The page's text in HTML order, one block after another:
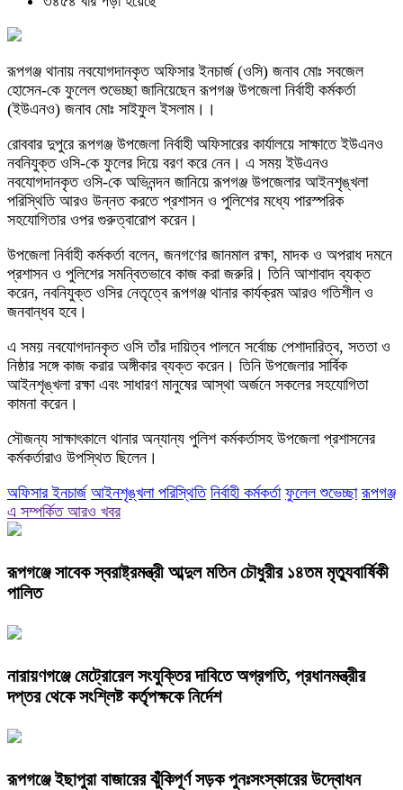
রূপগঞ্জ থানায় নবযোগদানকৃত অফিসার ইনচার্জ (ওসি) জনাব মোঃ সবজেল
হোসেন-কে ফুলেল শুভেচ্ছা জানিয়েছেন রূপগঞ্জ উপজেলা নির্বাহী কর্মকর্তা
(ইউএনও) জনাব মোঃ সাইফুল ইসলাম।।
রোববার দুপুরে রূপগঞ্জ উপজেলা নির্বাহী অফিসারের কার্যালয়ে সাক্ষাতে ইউএনও
নবনিযুক্ত ওসি-কে ফুলের দিয়ে বরণ করে নেন। এ সময় ইউএনও
নবযোগদানকৃত ওসি-কে অভিনন্দন জানিয়ে রূপগঞ্জ উপজেলার আইনশৃঙ্খলা
পরিস্থিতি আরও উন্নত করতে প্রশাসন ও পুলিশের মধ্যে পারস্পরিক
সহযোগিতার ওপর গুরুত্বারোপ করেন।
উপজেলা নির্বাহী কর্মকর্তা বলেন, জনগণের জানমাল রক্ষা, মাদক ও অপরাধ দমনে
প্রশাসন ও পুলিশের সমন্বিতভাবে কাজ করা জরুরি। তিনি আশাবাদ ব্যক্ত
করেন, নবনিযুক্ত ওসির নেতৃত্বে রূপগঞ্জ থানার কার্যক্রম আরও গতিশীল ও
জনবান্ধব হবে।
এ সময় নবযোগদানকৃত ওসি তাঁর দায়িত্ব পালনে সর্বোচ্চ পেশাদারিত্ব, সততা ও
নিষ্ঠার সঙ্গে কাজ করার অঙ্গীকার ব্যক্ত করেন। তিনি উপজেলার সার্বিক
আইনশৃঙ্খলা রক্ষা এবং সাধারণ মানুষের আস্থা অর্জনে সকলের সহযোগিতা
কামনা করেন।
সৌজন্য সাক্ষাৎকালে থানার অন্যান্য পুলিশ কর্মকর্তাসহ উপজেলা প্রশাসনের
কর্মকর্তারাও উপস্থিত ছিলেন।
অফিসার ইনচার্জ আইনশৃঙ্খলা পরিস্থিতি নির্বাহী কর্মকর্তা ফুলেল শুভেচ্ছা রূপগঞ্জ
এ সম্পর্কিত আরও খবর
রূপগঞ্জে সাবেক স্বরাষ্ট্রমন্ত্রী আব্দুল মতিন চৌধুরীর ১৪তম মৃত্যুবার্ষিকী
পালিত
নারায়ণগঞ্জে মেট্রোরেল সংযুক্তির দাবিতে অগ্রগতি, প্রধানমন্ত্রীর
দপ্তর থেকে সংশ্লিষ্ট কর্তৃপক্ষকে নির্দেশ
রূপগঞ্জে ইছাপুরা বাজারের ঝুঁকিপূর্ণ সড়ক পুনঃসংস্কারের উদ্বোধন